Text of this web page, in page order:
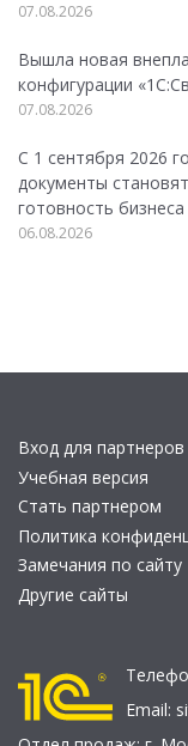
07.08.2026
Вышла новая
конфигурации
07.08.2026
С 1 сентября 2026
документы
готовность бизнеса
06.08.2026
Вход для
Учебная версия
Стать партнером
Политика
Замечания по сайту
Другие сайты
Email: